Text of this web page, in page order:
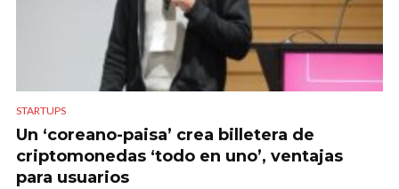
STARTUPS
Un ‘coreano-paisa’ crea billetera de
criptomonedas ‘todo en uno’, ventajas
para usuarios